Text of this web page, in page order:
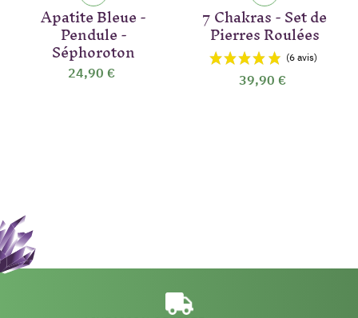
Apatite Bleue -
Pendule -
Séphoroton
24,90 €
7 Chakras - Set de
Pierres Roulées
39,90 €